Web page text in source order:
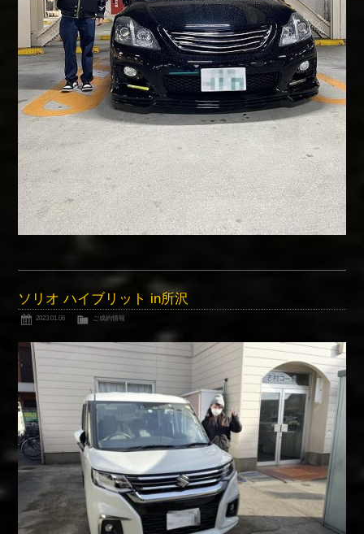
ソリオ ハイブリット in所沢
2023.01.06 ご成約情報